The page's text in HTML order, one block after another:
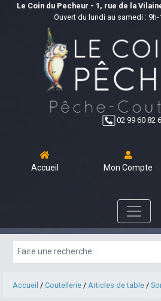
Le Coin du Pecheur - 1, rue de la
Ouvert du lundi au samedi :
02 99 60 82
Accueil Mon Compte
Accueil / Coutellerie / Articles de table /